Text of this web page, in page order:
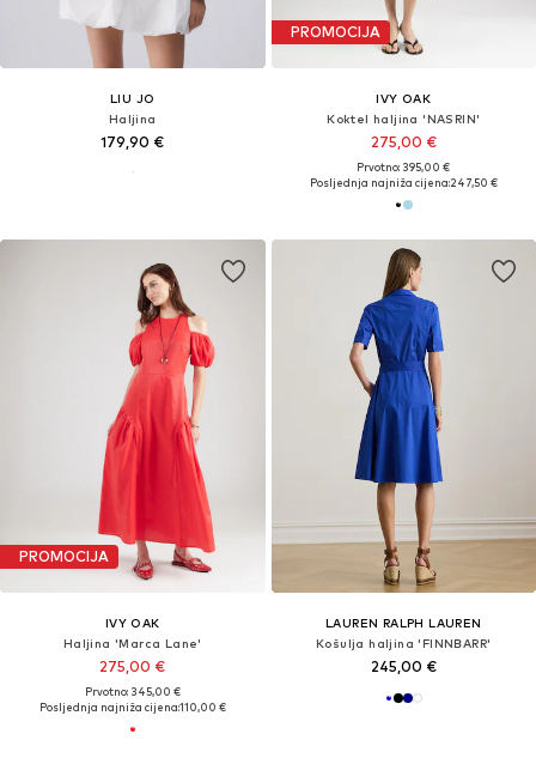
LIU JO
Haljina
179,90 €
PROMOCIJA
IVY OAK
Koktel haljina 'NASRIN'
275,00 €
Prvotno: 395,00 €
Posljednja najniža cijena:247,50 €
PROMOCIJA
IVY OAK
Haljina 'Marca Lane'
275,00 €
Prvotno: 345,00 €
Posljednja najniža cijena:110,00 €
LAUREN RALPH LAUREN
Košulja haljina 'FINNBARR'
245,00 €